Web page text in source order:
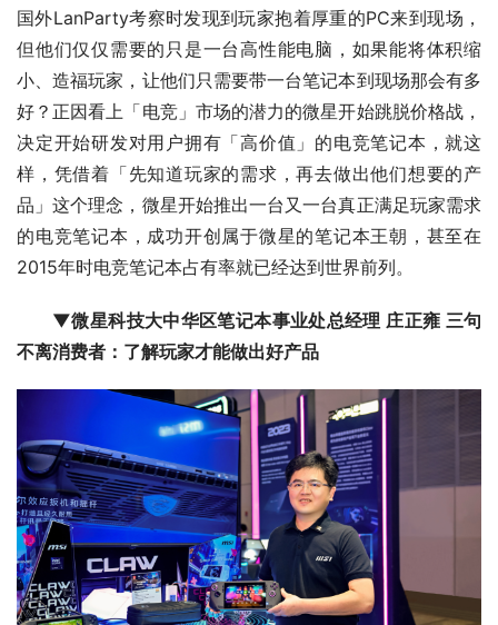
国外LanParty考察时发现到玩家抱着厚重的PC来到现场，
但他们仅仅需要的只是一台高性能电脑，如果能将体积缩
小、造福玩家，让他们只需要带一台笔记本到现场那会有多
好？正因看上「电竞」市场的潜力的微星开始跳脱价格战，
决定开始研发对用户拥有「高价值」的电竞笔记本，就这
样，凭借着「先知道玩家的需求，再去做出他们想要的产
品」这个理念，微星开始推出一台又一台真正满足玩家需求
的电竞笔记本，成功开创属于微星的笔记本王朝，甚至在
2015年时电竞笔记本占有率就已经达到世界前列。
▼微星科技大中华区笔记本事业处总经理 庄正雍 三句
不离消费者：了解玩家才能做出好产品